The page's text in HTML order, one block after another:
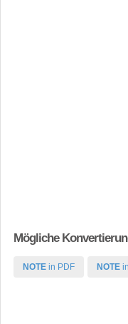
Mögliche
NOTE in PDF NOTE